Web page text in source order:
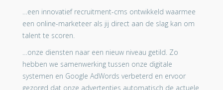
…een innovatief recruitment-cms ontwikkeld waarmee
een online-marketeer als jij direct aan de slag kan om
talent te scoren.
…onze diensten naar een nieuw niveau getild. Zo
hebben we samenwerking tussen onze digitale
systemen en Google AdWords verbeterd en ervoor
gezorgd dat onze advertenties automatisch de actuele